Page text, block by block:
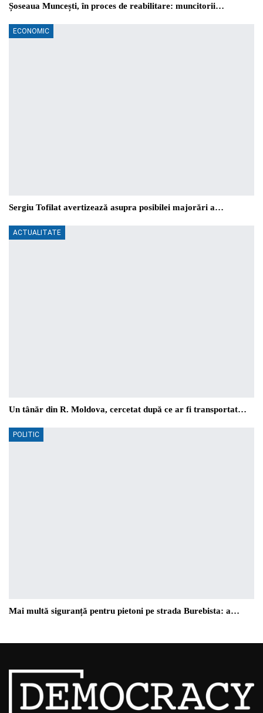
Șoseaua Muncești, în proces de reabilitare: muncitorii…
ECONOMIC
Sergiu Tofilat avertizează asupra posibilei majorări a…
ACTUALITATE
Un tânăr din R. Moldova, cercetat după ce ar fi transportat…
POLITIC
Mai multă siguranță pentru pietoni pe strada Burebista: a…